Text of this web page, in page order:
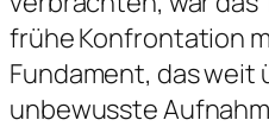
frühe Konfrontation
Fundament, das weit
unbewusste